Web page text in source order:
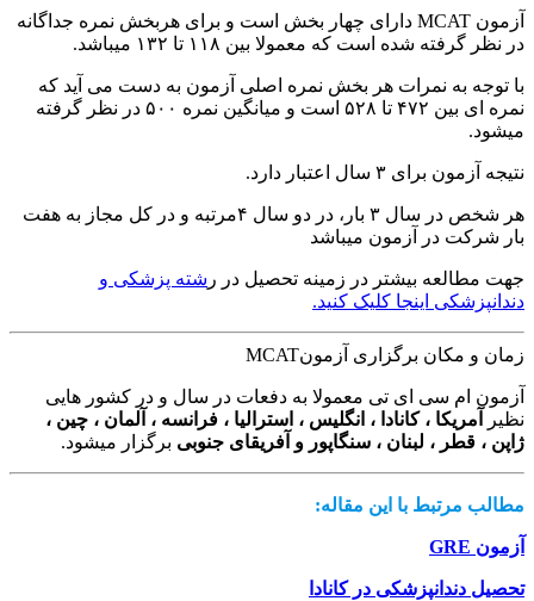
آزمون MCAT دارای چهار بخش است و برای هربخش نمره جداگانه
در نظر گرفته شده است که معمولا بین ۱۱۸ تا ۱۳۲ میباشد.
با توجه به نمرات هر بخش نمره اصلی آزمون به دست می آید که
نمره ای بین ۴۷۲ تا ۵۲۸ است و میانگین نمره ۵۰۰ در نظر گرفته
میشود.
نتیجه آزمون برای ۳ سال اعتبار دارد.
هر شخص در سال ۳ بار، در دو سال ۴مرتبه و در کل مجاز به هفت
بار شرکت در آزمون میباشد
جهت مطالعه بیشتر در زمینه تحصیل در ر شته پزشکی و
دندانپزشکی اینجا کلیک کنید.
زمان و مکان برگزاری آزمونMCAT
آزمون ام سی ای تی معمولا به دفعات در سال و در کشور هایی
نظیر
آمریکا ، کانادا ، انگلیس ، استرالیا ، فرانسه ، آلمان ، چین ،
ژاپن ، قطر ، لبنان ، سنگاپور و آفریقای جنوبی برگزار میشود.
مطالب مرتبط با این مقاله:
آزمون GRE
تحصیل دندانپزشکی در کانادا